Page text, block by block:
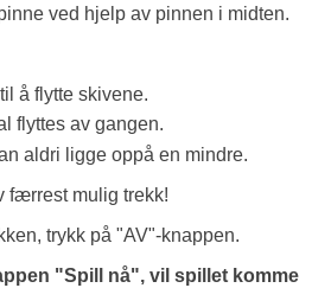
ved hjelp av pinnen i midten.
å flytte skivene.
flyttes av gangen.
aldri ligge oppå en mindre.
færrest mulig trekk!
trykk på "AV"-knappen.
"Spill nå", vil spillet komme